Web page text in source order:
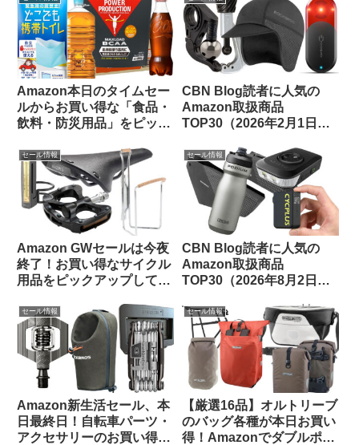
Amazon本日のタイムセー
ルからお買い得な「食品・
飲料・防災用品」をピック
CBN Blog読者に人気の
Amazon取扱商品
TOP30（2026年2月1日
セール情報
Amazon GWセールは今夜
終了！お買い得なサイクル
用品をピックアップしてみ
セール情報
CBN Blog読者に人気の
Amazon取扱商品
TOP30（2026年8月2日
セール情報
Amazon新生活セール、本
日最終日！自転車パーツ・
アクセサリーのお買い得品
セール情報
【厳選16品】オルトリーブ
のバッグ各種が本日お買い
得！Amazonでダブルポイ